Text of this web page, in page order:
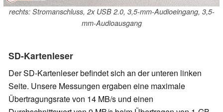
rechts: Stromanschluss, 2x USB 2.0, 3,5-mm-Audioeingang, 3,5-
mm-Audioausgang
SD-Kartenleser
Der SD-Kartenleser befindet sich an der unteren linken
Seite. Unsere Messungen ergaben eine maximale
Übertragungsrate von 14 MB/s und einen